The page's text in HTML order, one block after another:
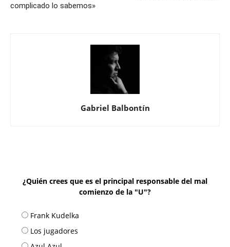
complicado lo sabemos»
Gabriel Balbontín
¿Quién crees que es el principal responsable del mal
comienzo de la "U"?
Frank Kudelka
Los jugadores